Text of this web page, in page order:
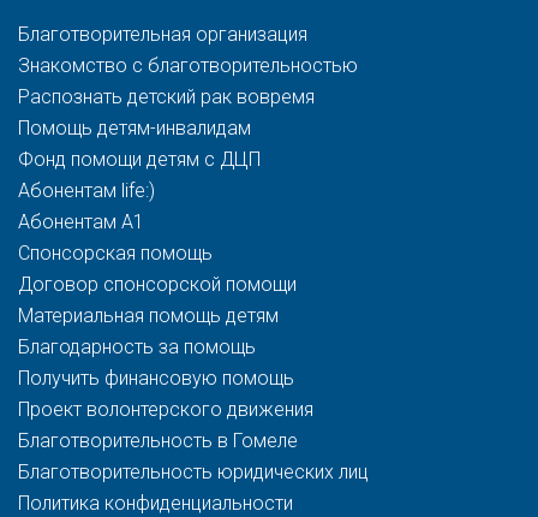
Благотворительная организация
Знакомство с благотворительностью
Распознать детский рак вовремя
Помощь детям-инвалидам
Фонд помощи детям с ДЦП
Абонентам life:)
Абонентам A1
Спонсорская помощь
Договор спонсорской помощи
Материальная помощь детям
Благодарность за помощь
Получить финансовую помощь
Проект волонтерского движения
Благотворительность в Гомеле
Благотворительность юридических лиц
Политика конфиденциальности